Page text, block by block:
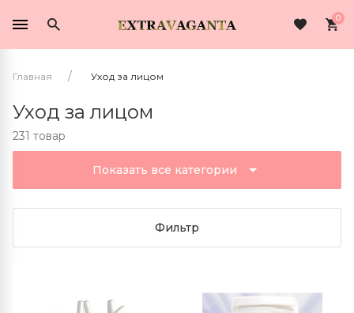
0
Главная Уход за лицом
Уход за лицом
231 товар
Показать все категории
Фильтр